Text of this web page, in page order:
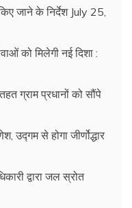
जाने के निर्देश July 25,
को मिलेगी नई दिशा :
ग्राम प्रधानों को सौंपे
उद्गम से होगा जीर्णोद्धार
द्वारा जल स्रोत